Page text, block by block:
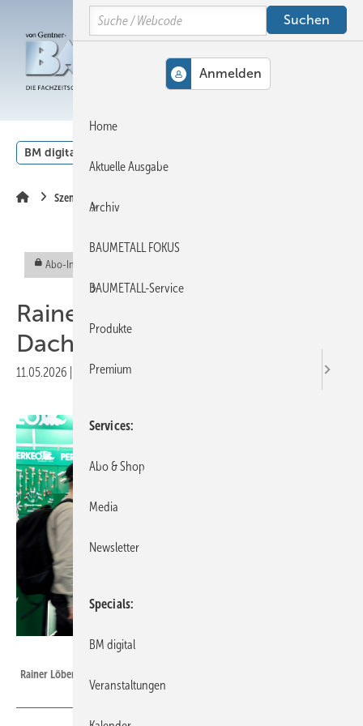
Hauptinhalt
Hauptmenü
SiteSearch
BM digital
Szene
Abo-Inhalt
Rainer Löber setzt auf
Dachmusketiere
11.05.2026 Veröffentlicht in
Rainer Löber
Search
Home
Aktuelle Ausgabe
Archiv
BAUMETALL FOKUS
BAUMETALL-Service
Produkte
Premium
Services
Abo & Shop
Media
Newsletter
Specials
BM digital
Veranstaltungen